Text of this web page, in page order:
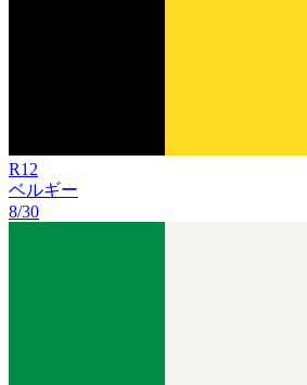
R12
ベルギー
8/30